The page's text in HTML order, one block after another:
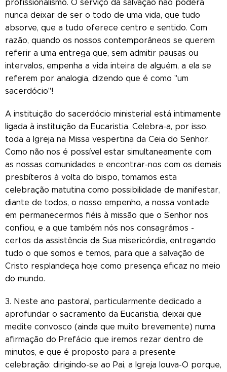
profissionalismo. O serviço da salvação não poderá
nunca deixar de ser o todo de uma vida, que tudo
absorve, que a tudo oferece centro e sentido. Com
razão, quando os nossos contemporâneos se querem
referir a uma entrega que, sem admitir pausas ou
intervalos, empenha a vida inteira de alguém, a ela se
referem por analogia, dizendo que é como "um
sacerdócio"!
A instituição do sacerdócio ministerial está intimamente
ligada à instituição da Eucaristia. Celebra-a, por isso,
toda a Igreja na Missa vespertina da Ceia do Senhor.
Como não nos é possível estar simultaneamente com
as nossas comunidades e encontrar-nos com os demais
presbíteros à volta do bispo, tomamos esta
celebração matutina como possibilidade de manifestar,
diante de todos, o nosso empenho, a nossa vontade
em permanecermos fiéis à missão que o Senhor nos
confiou, e a que também nós nos consagrámos -
certos da assistência da Sua misericórdia, entregando
tudo o que somos e temos, para que a salvação de
Cristo resplandeça hoje como presença eficaz no meio
do mundo.
3. Neste ano pastoral, particularmente dedicado a
aprofundar o sacramento da Eucaristia, deixai que
medite convosco (ainda que muito brevemente) numa
afirmação do Prefácio que iremos rezar dentro de
minutos, e que é proposto para a presente
celebração: dirigindo-se ao Pai, a Igreja louva-O porque,